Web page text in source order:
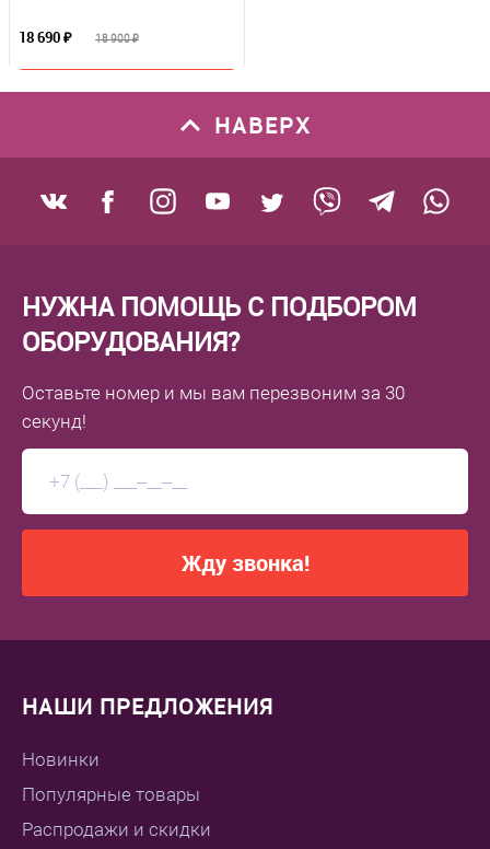
18 690 ₽ 18 900 ₽
В избранное
НАВЕРХ
НУЖНА ПОМОЩЬ С ПОДБОРОМ
ОБОРУДОВАНИЯ?
Оставьте номер и мы вам перезвоним за 30
секунд!
Жду звонка!
НАШИ ПРЕДЛОЖЕНИЯ
Новинки
Популярные товары
Распродажи и скидки